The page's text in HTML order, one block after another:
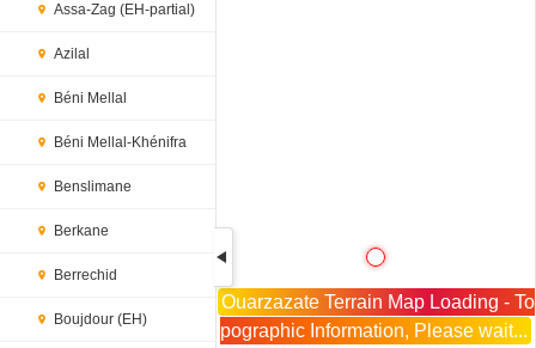
Assa-Zag (EH-partial)
Azilal
Béni Mellal
Béni Mellal-Khénifra
Benslimane
Berkane
Berrechid
Boujdour (EH)
Ouarzazate Terrain Map Loading - To
pographic Information, Please wait...